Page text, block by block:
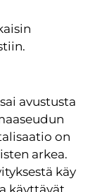
avustusta
on
arkea.
käy
käyttävät